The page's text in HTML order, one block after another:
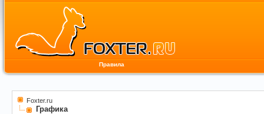
Правила
Foxter.ru
Графика